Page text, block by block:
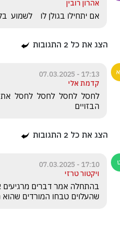
אהרון רובין
אם יתחילו בגולן לו    לשמוע
הצג את כל 2 התגובות
17:13 - 07.03.2025
קדמת אלי
הבזויים
הצג את כל 2 התגובות
17:10 - 07.03.2025
ויקטור טרזי
שהעלוים טבחו המורדים